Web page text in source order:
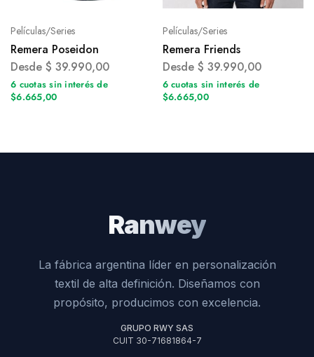
Películas/Series
Remera Poseidon
Desde $ 39.990,00
6 cuotas sin interés de
$6.665,00
Películas/Series
Remera Friends
Desde $ 39.990,00
6 cuotas sin interés de
$6.665,00
Ranwey
La fábrica argentina líder en personalización
textil de alta definición. Diseñamos con
propósito, producimos con excelencia.
GRUPO RWY SAS
CUIT 30-71681864-7